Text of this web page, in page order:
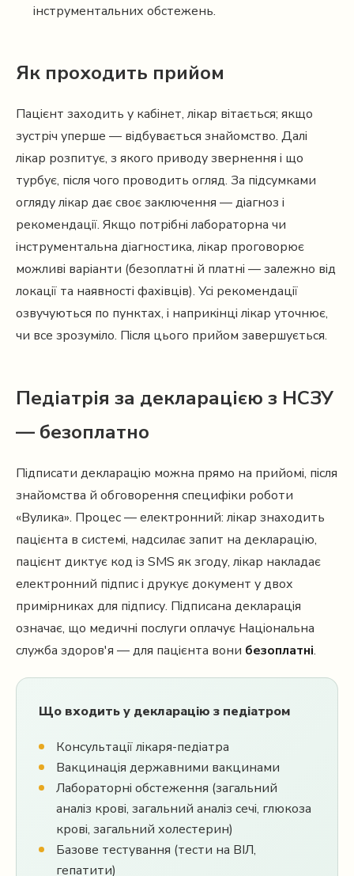
інструментальних обстежень.
Як проходить прийом
Пацієнт заходить у кабінет, лікар вітається; якщо
зустріч уперше — відбувається знайомство. Далі
лікар розпитує, з якого приводу звернення і що
турбує, після чого проводить огляд. За підсумками
огляду лікар дає своє заключення — діагноз і
рекомендації. Якщо потрібні лабораторна чи
інструментальна діагностика, лікар проговорює
можливі варіанти (безоплатні й платні — залежно від
локації та наявності фахівців). Усі рекомендації
озвучуються по пунктах, і наприкінці лікар уточнює,
чи все зрозуміло. Після цього прийом завершується.
Педіатрія за декларацією з НСЗУ
— безоплатно
Підписати декларацію можна прямо на прийомі, після
знайомства й обговорення специфіки роботи
«Вулика». Процес — електронний: лікар знаходить
пацієнта в системі, надсилає запит на декларацію,
пацієнт диктує код із SMS як згоду, лікар накладає
електронний підпис і друкує документ у двох
примірниках для підпису. Підписана декларація
означає, що медичні послуги оплачує Національна
служба здоров'я — для пацієнта вони безоплатні.
Що входить у декларацію з педіатром
Консультації лікаря-педіатра
Вакцинація державними вакцинами
Лабораторні обстеження (загальний
аналіз крові, загальний аналіз сечі, глюкоза
крові, загальний холестерин)
Базове тестування (тести на ВІЛ,
гепатити)